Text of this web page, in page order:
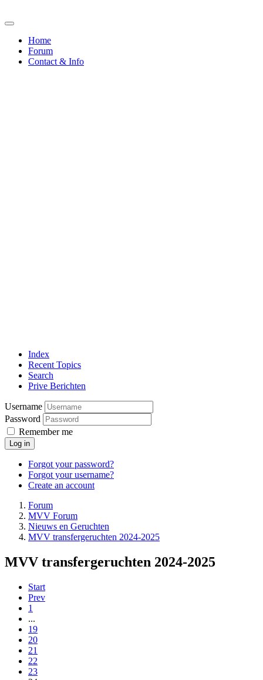
Home
Forum
Contact & Info
Index
Recent Topics
Search
Prive Berichten
Username
Password
Remember me
Log in
Forgot your password?
Forgot your username?
Create an account
Forum
MVV Forum
Nieuws en Geruchten
MVV transfergeruchten 2024-2025
MVV transfergeruchten 2024-2025
Start
Prev
1
...
19
20
21
22
23